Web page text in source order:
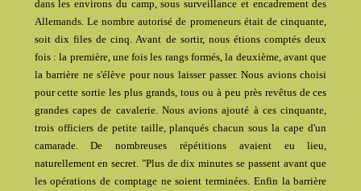
dans les environs du camp, sous surveillance et encadrement des
Allemands. Le nombre autorisé de promeneurs était de cinquante,
soit dix files de cinq. Avant de sortir, nous étions comptés deux
fois : la première, une fois les rangs formés, la deuxième, avant que
la barrière ne s'élève pour nous laisser passer. Nous avions choisi
pour cette sortie les plus grands, tous ou à peu près revêtus de ces
grandes capes de cavalerie. Nous avions ajouté à ces cinquante,
trois officiers de petite taille, planqués chacun sous la cape d'un
camarade. De nombreuses répétitions avaient eu lieu,
naturellement en secret. "Plus de dix minutes se passent avant que
les opérations de comptage ne soient terminées. Enfin la barrière